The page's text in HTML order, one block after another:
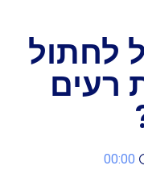
לחתול
רעים
00:00